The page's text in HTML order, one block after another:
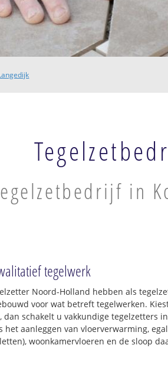
in
tegelwerk
Noord-Holland hebben als
voor wat betreft tegelwerken.
dan schakelt u vakkundige tegelzetters
het aanleggen van vloerverwarming,
woonkamervloeren en de sloop